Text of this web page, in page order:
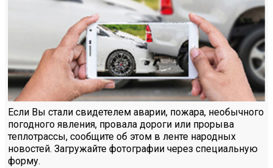
Если Вы стали свидетелем аварии, пожара, необычного
погодного явления, провала дороги или прорыва
теплотрассы, сообщите об этом в ленте народных
новостей. Загружайте фотографии через специальную
форму.